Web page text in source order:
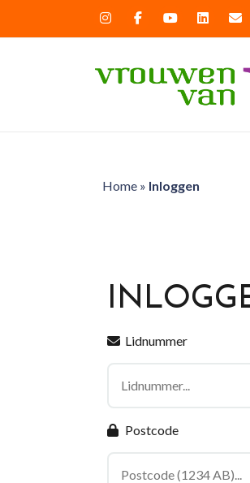
Home» Inloggen
Lidnummer
Postcode